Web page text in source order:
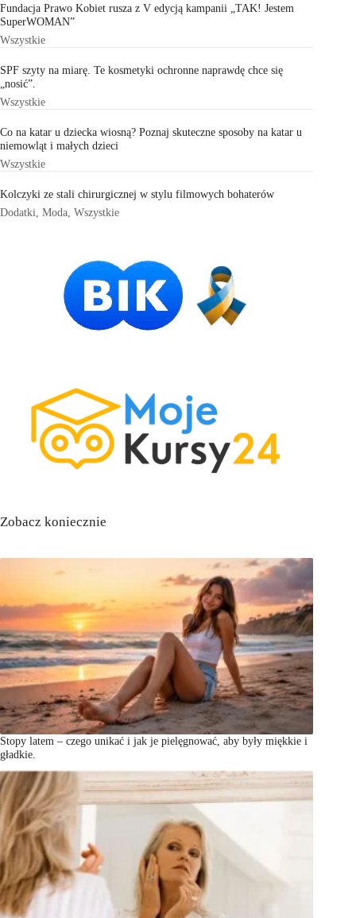
Fundacja Prawo Kobiet rusza z V edycją kampanii „TAK! Jestem
SuperWOMAN”
Wszystkie
SPF szyty na miarę. Te kosmetyki ochronne naprawdę chce się
„nosić”.
Wszystkie
Co na katar u dziecka wiosną? Poznaj skuteczne sposoby na katar u
niemowląt i małych dzieci
Wszystkie
Kolczyki ze stali chirurgicznej w stylu filmowych bohaterów
Dodatki Moda Wszystkie
Zobacz koniecznie
Stopy latem – czego unikać i jak je pielęgnować, aby były miękkie i
gładkie.